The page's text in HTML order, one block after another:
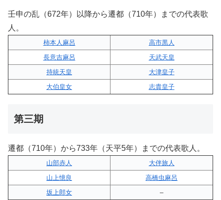
壬申の乱（672年）以降から遷都（710年）までの代表歌
人。
柿本人麻呂
高市黒人
長意吉麻呂
天武天皇
持統天皇
大津皇子
大伯皇女
志貴皇子
第三期
遷都（710年）から733年（天平5年）までの代表歌人。
山部赤人
大伴旅人
山上憶良
高橋虫麻呂
坂上郎女
–